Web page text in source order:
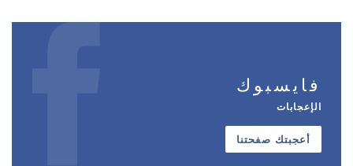
فايسبوك
الإعجابات
أعجبتك صفحتنا